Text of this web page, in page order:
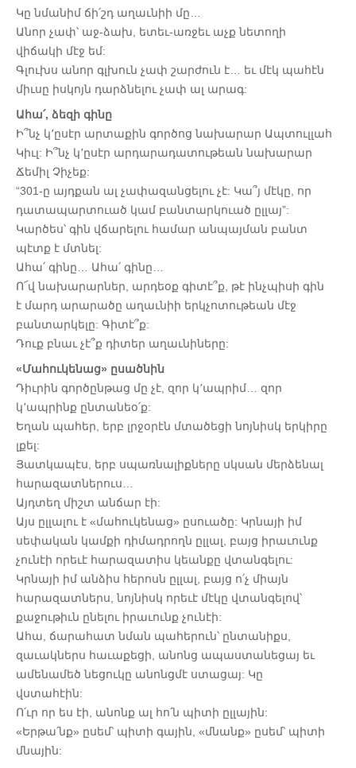
Կը նմանիմ ճի՛շդ աղաւնիի մը…
Անոր չափ՝ աջ-ձախ, ետեւ-առջեւ աչք նետողի
վիճակի մէջ եմ:
Գլուխս անոր գլխուն չափ շարժուն է… եւ մէկ պահէն
միւսը իսկոյն դարձնելու չափ ալ արագ:
Ահա՛, ձեզի գինը
Ի՞նչ կ՚ըսէր արտաքին գործոց նախարար Ապտուլլահ
Կիւլ: Ի՞նչ կ՚ըսէր արդարադատութեան նախարար
Ճեմիլ Չիչեք:
“301-ը այդքան ալ չափազանցելու չէ: Կա՞յ մէկը, որ
դատապարտուած կամ բանտարկուած ըլլայ”:
Կարծես՝ գին վճարելու համար անպայման բանտ
պէտք է մտնել:
Ահա՛ գինը… Ահա՛ գինը…
Ո՜վ նախարարներ, արդեօք գիտէ՞ք, թէ ինչպիսի գին
է մարդ արարածը աղաւնիի երկչոտութեան մէջ
բանտարկելը: Գիտէ՞ք:
Դուք բնաւ չէ՞ք դիտեր աղաւնիները:
«Մահուկենաց» ըսածնին
Դիւրին գործընթաց մը չէ, զոր կ՚ապրիմ… զոր
կ՚ապրինք ընտանեօ՛ք:
Եղան պահեր, երբ լրջօրէն մտածեցի նոյնիսկ երկիրը
լքել:
Յատկապէս, երբ սպառնալիքները սկսան մերձենալ
հարազատներուս…
Այդտեղ միշտ անճար էի:
Այս ըլլալու է «մահուկենաց» ըսուածը: Կրնայի իմ
սեփական կամքի դիմադրողն ըլլալ, բայց իրաւունք
չունէի որեւէ հարազատիս կեանքը վտանգելու:
Կրնայի իմ անձիս հերոսն ըլլալ, բայց ո՛չ միայն
հարազատներս, նոյնիսկ որեւէ մէկը վտանգելով՝
քաջութիւն ընելու իրաւունք չունէի:
Ահա, ճարահատ նման պահերուն՝ ընտանիքս,
զաւակներս հաւաքեցի, անոնց ապաստանեցայ եւ
ամենամեծ նեցուկը անոնցմէ ստացայ: Կը
վստահէին:
Ո՛ւր որ ես էի, անոնք ալ հո՛ն պիտի ըլլային:
«Երթա՛նք» ըսեմ՝ պիտի գային, «մնանք» ըսեմ՝ պիտի
մնային: